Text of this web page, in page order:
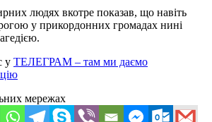
людях вкотре показав, що навіть
у прикордонних громадах нині
у ТЕЛЕГРАМ – там ми даємо
мережах